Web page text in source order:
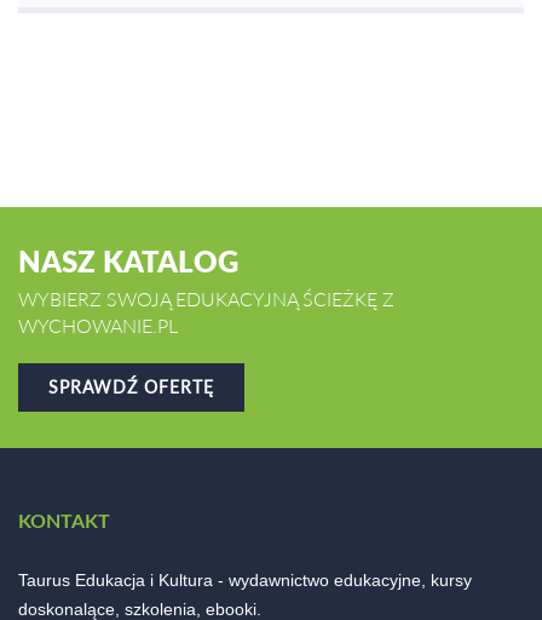
NASZ KATALOG
WYBIERZ SWOJĄ EDUKACYJNĄ ŚCIEŻKĘ Z
WYCHOWANIE.PL
SPRAWDŹ OFERTĘ
KONTAKT
Taurus Edukacja i Kultura - wydawnictwo edukacyjne, kursy
doskonalące, szkolenia, ebooki.